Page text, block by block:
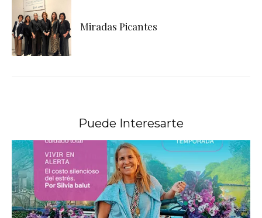
Miradas Picantes
Puede Interesarte